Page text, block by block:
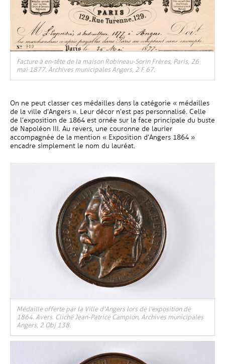
Facture à en-tête de la maison Robineau-Sorin Frères, Paris, 26
mai 1877. Archives municipales Angers, 2 F 67.
On ne peut classer ces médailles dans la catégorie « médailles
de la ville d’Angers ». Leur décor n’est pas personnalisé. Celle
de l’exposition de 1864 est ornée sur la face principale du buste
de Napoléon III. Au revers, une couronne de laurier
accompagnée de la mention « Exposition d’Angers 1864 »
encadre simplement le nom du lauréat.
Médaille offerte par la Ville d'Angers lors de l'exposition de
1864. Avers. Cliché Jean-Patrice Campion, Archives municipales
Angers, 2 Obj 138.